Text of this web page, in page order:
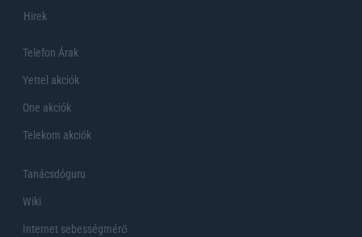
Hirek
Telefon Árak
Yettel akciók
One akciók
Telekom akciók
Tanácsdóguru
Wiki
Internet sebességmérő